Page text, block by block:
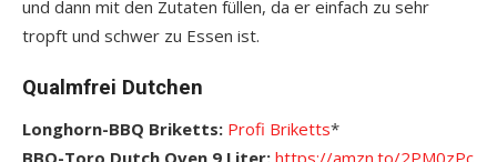
und dann mit den Zutaten füllen, da er einfach zu sehr
tropft und schwer zu Essen ist.
Qualmfrei Dutchen
Longhorn-BBQ Briketts: Profi Briketts*